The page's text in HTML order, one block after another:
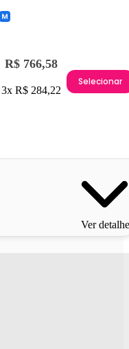
R$ 766,58
3x R$ 284,22
Selecionar
Ver